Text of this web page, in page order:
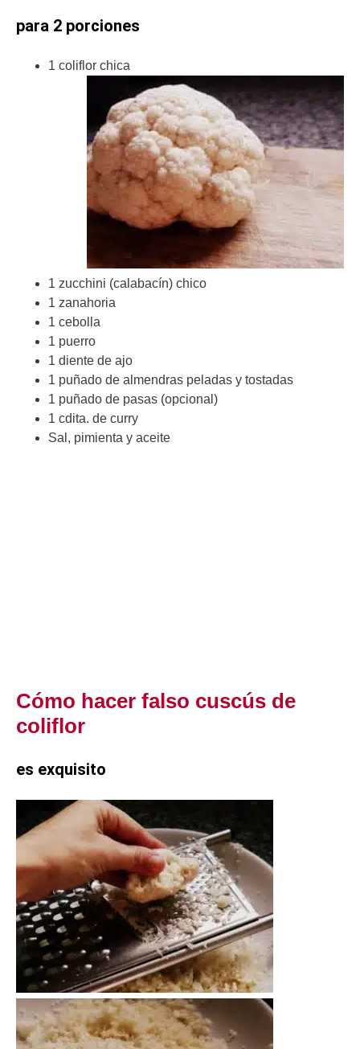
para 2 porciones
1 coliflor chica
1 zucchini (calabacín) chico
1 zanahoria
1 cebolla
1 puerro
1 diente de ajo
1 puñado de almendras peladas y tostadas
1 puñado de pasas (opcional)
1 cdita. de curry
Sal, pimienta y aceite
Cómo hacer falso cuscús de
coliflor
es exquisito